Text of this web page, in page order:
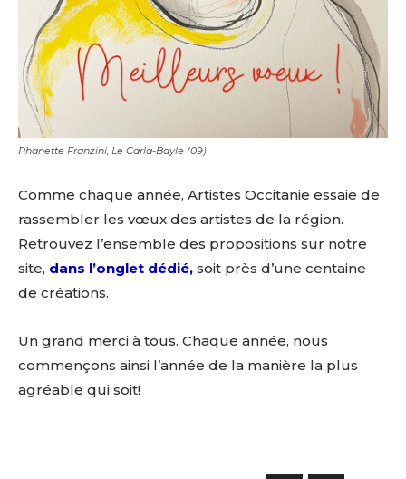
Phanette Franzini, Le Carla-Bayle (09)
Comme chaque année, Artistes Occitanie essaie de
rassembler les vœux des artistes de la région.
Retrouvez l’ensemble des propositions sur notre
site, dans l’onglet dédié, soit près d’une centaine
de créations.
Un grand merci à tous. Chaque année, nous
commençons ainsi l’année de la manière la plus
agréable qui soit!